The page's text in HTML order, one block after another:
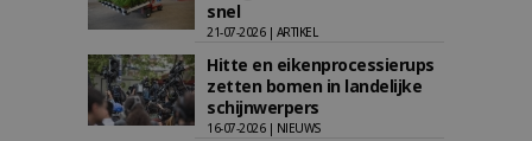
snel
21-07-2026 | ARTIKEL
Hitte en eikenprocessierups
zetten bomen in landelijke
schijnwerpers
16-07-2026 | NIEUWS